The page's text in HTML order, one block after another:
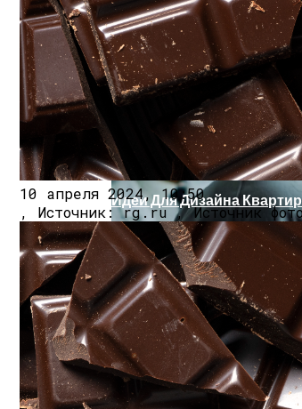
В Рамках Новой Единой
Установлено, Что
Новый Метод
Идеи Для Дизайна
10 апреля 2024, 10:50
, Источник: rg.ru , Источник